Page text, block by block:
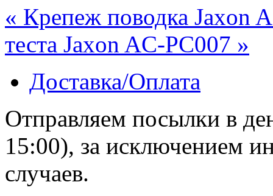
« Крепеж поводка Jaxon
теста Jaxon AC-PC007 »
Доставка/Оплата
Отправляем посылки в
15:00), за исключением
случаев.